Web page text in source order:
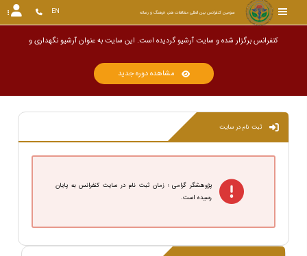
سومین کنفرانس بین المللی مطالعات هنر، فرهنگ و رسانه EN
کنفرانس برگزار شده و سایت آرشیو گردیده است. این سایت به عنوان آرشیو نگه
مشاهده دوره جدید
ثبت نام در سایت
پژوهشگر گرامی ؛ زمان ثبت نام در سایت کنفرانس به پایان
رسیده است.